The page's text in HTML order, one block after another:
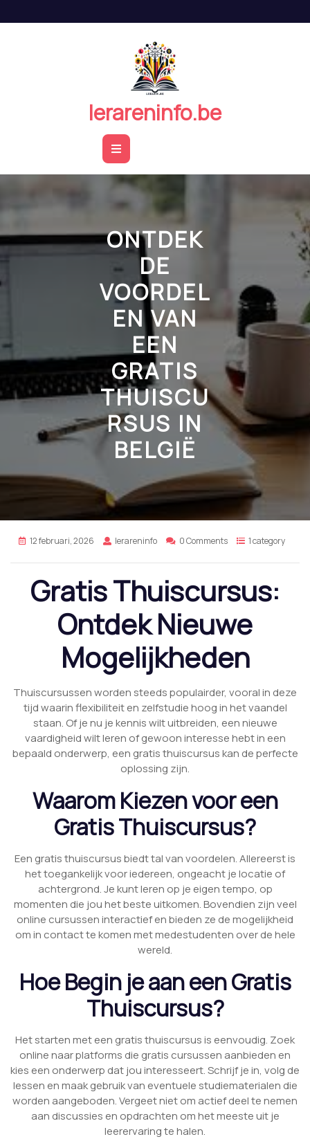
de
lerareninfo.be
Open
Button
ONTDEK
DE
VOORDEL
EN VAN
EEN
GRATIS
THUISCU
RSUS IN
BELGIË
12 februari, 2026 lerareninfo 0 Comments 1 category
Gratis Thuiscursus:
Ontdek Nieuwe
Mogelijkheden
Thuiscursussen worden steeds populairder, vooral in deze
tijd waarin flexibiliteit en zelfstudie hoog in het vaandel
staan. Of je nu je kennis wilt uitbreiden, een nieuwe
vaardigheid wilt leren of gewoon interesse hebt in een
bepaald onderwerp, een gratis thuiscursus kan de perfecte
oplossing zijn.
Waarom Kiezen voor een
Gratis Thuiscursus?
Een gratis thuiscursus biedt tal van voordelen. Allereerst is
het toegankelijk voor iedereen, ongeacht je locatie of
achtergrond. Je kunt leren op je eigen tempo, op
momenten die jou het beste uitkomen. Bovendien zijn veel
online cursussen interactief en bieden ze de mogelijkheid
om in contact te komen met medestudenten over de hele
wereld.
Hoe Begin je aan een Gratis
Thuiscursus?
Het starten met een gratis thuiscursus is eenvoudig. Zoek
online naar platforms die gratis cursussen aanbieden en
kies een onderwerp dat jou interesseert. Schrijf je in, volg de
lessen en maak gebruik van eventuele studiematerialen die
worden aangeboden. Vergeet niet om actief deel te nemen
aan discussies en opdrachten om het meeste uit je
leerervaring te halen.